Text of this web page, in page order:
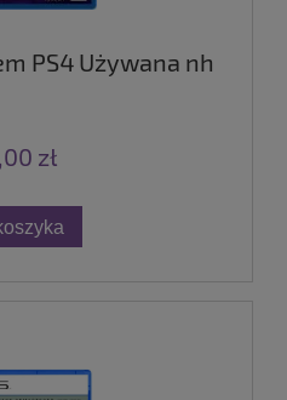
PS4 Używana nh
zł